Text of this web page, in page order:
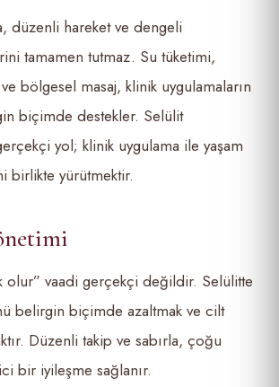
düzenli hareket ve dengeli
tamamen tutmaz. Su tüketimi,
bölgesel masaj, klinik uygulamaların
biçimde destekler. Selülit
yol; klinik uygulama ile yaşam
birlikte yürütmektir.
olur” vaadi gerçekçi değildir. Selülitte
belirgin biçimde azaltmak ve cilt
Düzenli takip ve sabırla, çoğu
bir iyileşme sağlanır.